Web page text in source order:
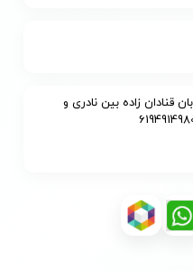
قنادان زاده بین نادری و